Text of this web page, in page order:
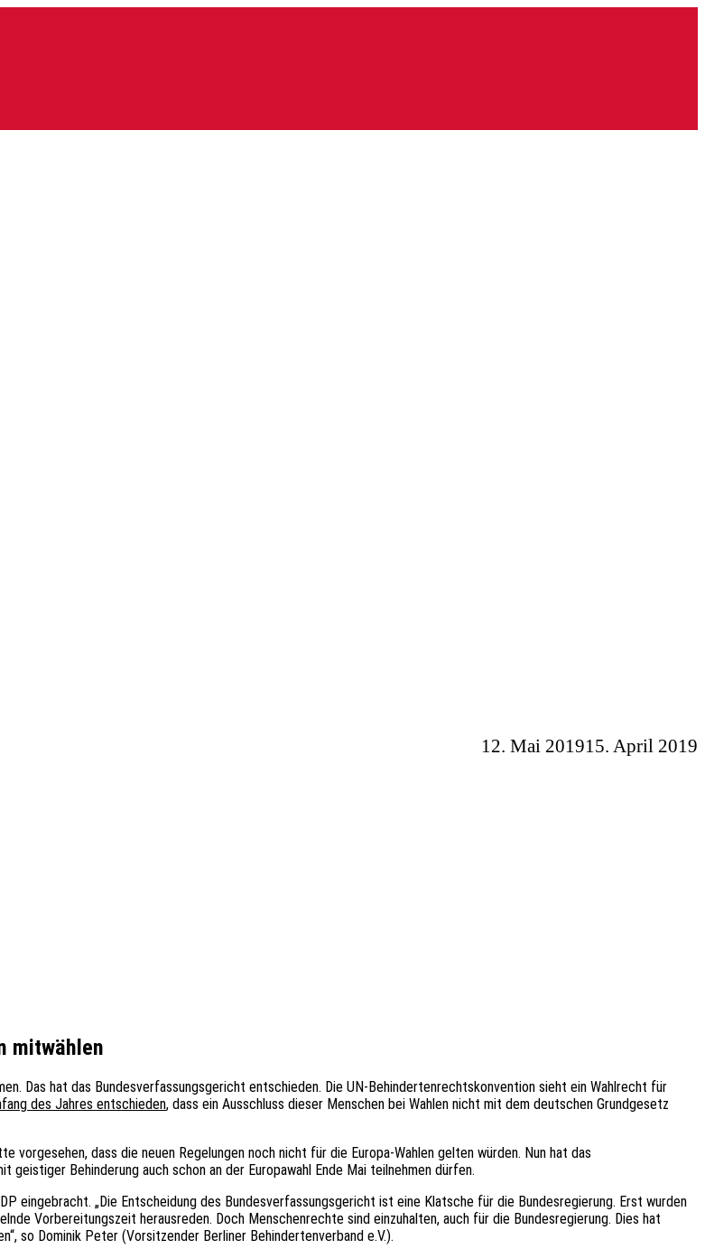
15. April 2019
12. Mai 2019
mitwählen
Das hat das Bundesverfassungsgericht entschieden. Die UN-Behindertenrechtskonvention sieht ein Wahlrecht für
des Jahres entschieden, dass ein Ausschluss dieser Menschen bei Wahlen nicht mit dem deutschen Grundgesetz
dass die neuen Regelungen noch nicht für die Europa-Wahlen gelten würden. Nun hat das
Behinderung auch schon an der Europawahl Ende Mai teilnehmen dürfen.
eingebracht. „Die Entscheidung des Bundesverfassungsgericht ist eine Klatsche für die Bundesregierung. Erst wurden
Vorbereitungszeit herausreden. Doch Menschenrechte sind einzuhalten, auch für die Bundesregierung. Dies hat
so Dominik Peter (Vorsitzender Berliner Behindertenverband e.V.).